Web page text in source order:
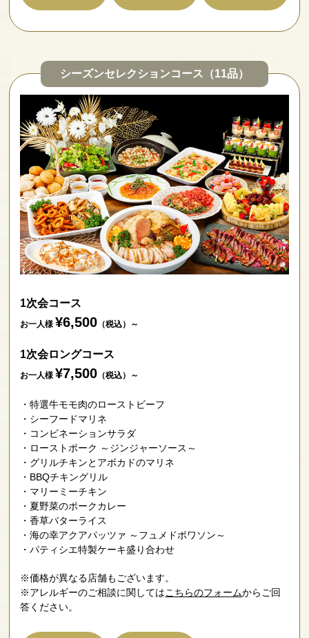
シーズンセレクションコース（11品）
1次会コース
お一人様 ¥6,500 （税込）～
1次会ロングコース
お一人様 ¥7,500 （税込）～
特選牛モモ肉のローストビーフ
シーフードマリネ
コンビネーションサラダ
ローストポーク ～ジンジャーソース～
グリルチキンとアボカドのマリネ
BBQチキングリル
マリーミーチキン
夏野菜のポークカレー
香草バターライス
海の幸アクアパッツァ ～フュメドポワソン～
パティシエ特製ケーキ盛り合わせ
※価格が異なる店舗もございます。
※アレルギーのご相談に関してはこちらのフォームからご回
答ください。